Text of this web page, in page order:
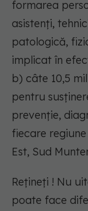
formarea
asistenți,
patologică,
implicat în
b) câte 10,5
pentru
prevenţie,
fiecare
Est, Sud
Rețineți ! Nu
poate face